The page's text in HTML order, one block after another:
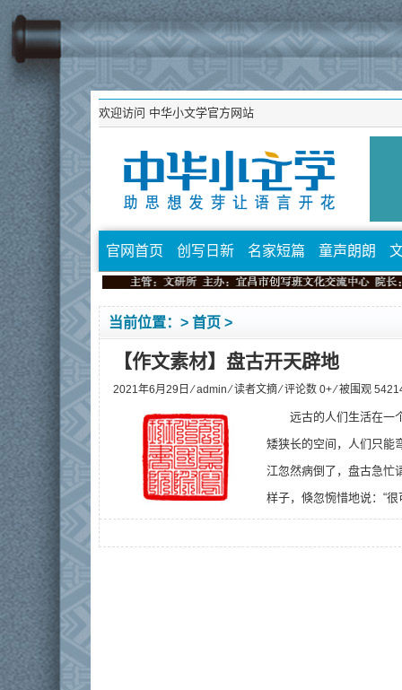
欢迎访问 中华小文学官方网站
官网首页 创写日新 名家短篇 童声朗朗
当前位置：> 首页 >
【作文素材】盘古开天辟地
2021年6月29日 ⁄admin⁄读者文摘⁄ 评论数 0+ ⁄ 被围观
远古的人们生活在一
矮狭长的空间，人们只能
江忽然病倒了，盘古急忙
样子，倏忽惋惜地说：“